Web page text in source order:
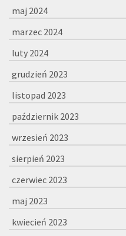
maj 2024
marzec 2024
luty 2024
grudzień 2023
listopad 2023
październik 2023
wrzesień 2023
sierpień 2023
czerwiec 2023
maj 2023
kwiecień 2023